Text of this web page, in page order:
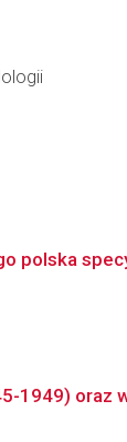
polska
1949) oraz